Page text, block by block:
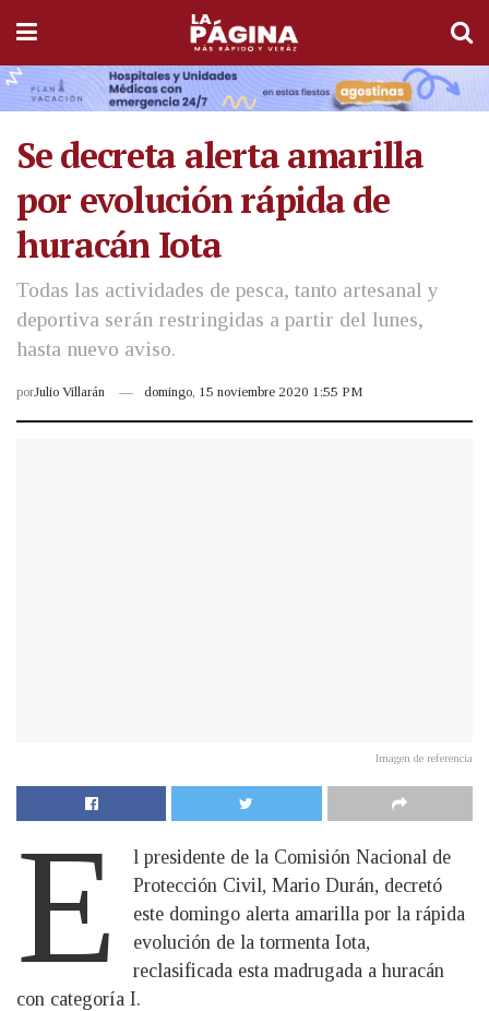
Se decreta alerta amarilla
por evolución rápida de
huracán Iota
Todas las actividades de pesca, tanto artesanal y
deportiva serán restringidas a partir del lunes,
hasta nuevo aviso.
porJulio Villarán domingo, 15 noviembre 2020 1:55 PM
Imagen de referencia
E
l presidente de la Comisión Nacional de
Protección Civil, Mario Durán, decretó
este domingo alerta amarilla por la rápida
evolución de la tormenta Iota,
reclasificada esta madrugada a huracán
con categoría I.